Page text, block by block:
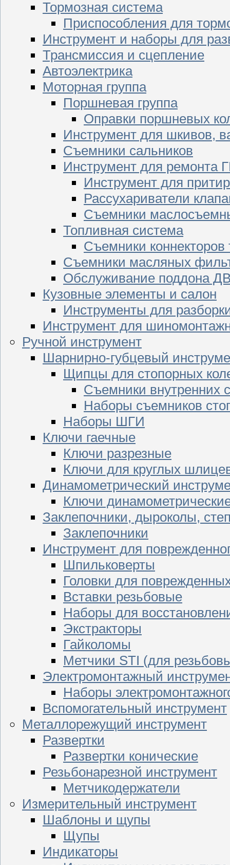
Тормозная система
Приспособления для
Инструмент и наборы для
Трансмиссия и сцепление
Автоэлектрика
Моторная группа
Поршневая группа
Оправки поршневых
Инструмент для шкивов,
Съемники сальников
Инструмент для ремонта
Инструмент для
Рассухариватели
Съемники
Топливная система
Съемники
Съемники масляных
Обслуживание поддона
Кузовные элементы и салон
Инструменты для
Инструмент для
Ручной инструмент
Шарнирно-губцевый
Щипцы для стопорных
Съемники внутренних
Наборы съемников
Наборы ШГИ
Ключи гаечные
Ключи разрезные
Ключи для круглых
Динамометрический
Ключи
Заклепочники, дыроколы,
Заклепочники
Инструмент для
Шпильковерты
Головки для
Вставки резьбовые
Наборы для
Экстракторы
Гайколомы
Метчики STI (для
Электромонтажный
Наборы
Вспомогательный инструмент
Металлорежущий инструмент
Развертки
Развертки конические
Резьбонарезной инструмент
Метчикодержатели
Измерительный инструмент
Шаблоны и щупы
Щупы
Индикаторы